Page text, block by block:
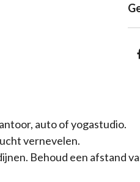
auto of yogastudio.
vernevelen.
Behoud een afstand